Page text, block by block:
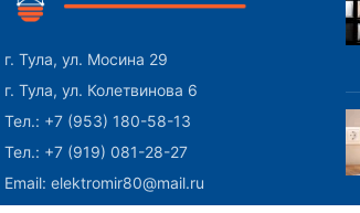
г. Тула, ул. Мосина 29
г. Тула, ул. Колетвинова 6
Тел.: +7 (953) 180-58-13
Тел.: +7 (919) 081-28-27
Email: elektromir80@mail.ru